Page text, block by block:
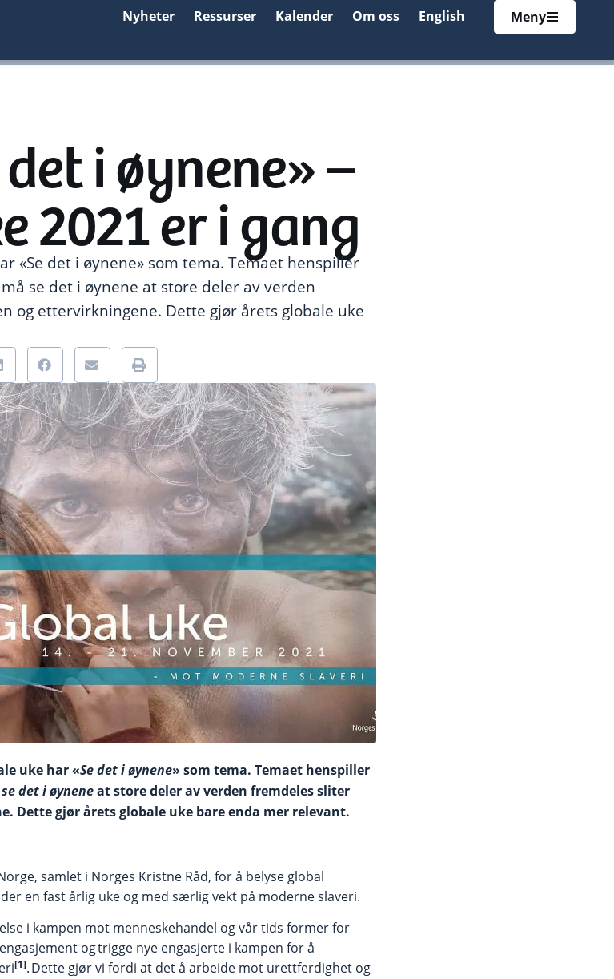
Nyheter Ressurser Kalender Om oss English Meny
i øynene» –
2021 er i gang
«Se det i øynene» som tema. Temaet henspiller
se det i øynene at store deler av verden
og ettervirkningene. Dette gjør årets globale uke
uke har «Se det i øynene» som tema. Temaet henspiller
se det i øyneneat store deler av verden fremdeles sliter
Dette gjør årets globale uke bare enda mer relevant.
samlet i Norges Kristne Råd, for å belyse global
en fast årlig uke og med særlig vekt på moderne slaveri.
i kampen mot menneskehandel og vår tids former for
og trigge nye engasjerte i kampen for å
[1]. Dette gjør vi fordi at det å arbeide mot urettferdighet og